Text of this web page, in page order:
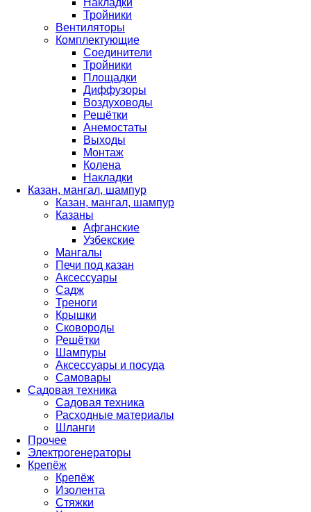
Накладки
Тройники
Вентиляторы
Комплектующие
Соединители
Тройники
Площадки
Диффузоры
Воздуховоды
Решётки
Анемостаты
Выходы
Монтаж
Колена
Накладки
Казан, мангал, шампур
Казан, мангал, шампур
Казаны
Афганские
Узбекские
Мангалы
Печи под казан
Аксессуары
Садж
Треноги
Крышки
Сковороды
Решётки
Шампуры
Аксессуары и посуда
Самовары
Садовая техника
Садовая техника
Расходные материалы
Шланги
Прочее
Электрогенераторы
Крепёж
Крепёж
Изолента
Стяжки